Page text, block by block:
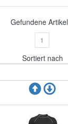
Gefundene Artikel
1
Sortiert nach